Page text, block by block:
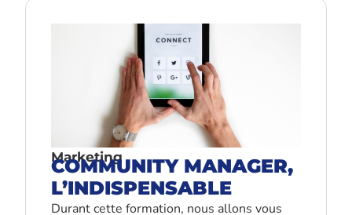
Marketing
COMMUNITY MANAGER,
L’INDISPENSABLE
Durant cette formation, nous allons vous